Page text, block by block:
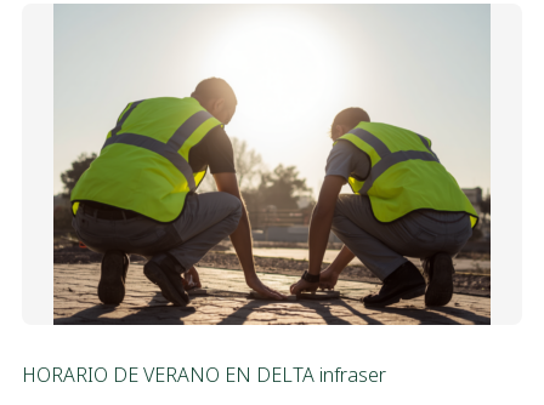
HORARIO DE VERANO EN DELTA infraser